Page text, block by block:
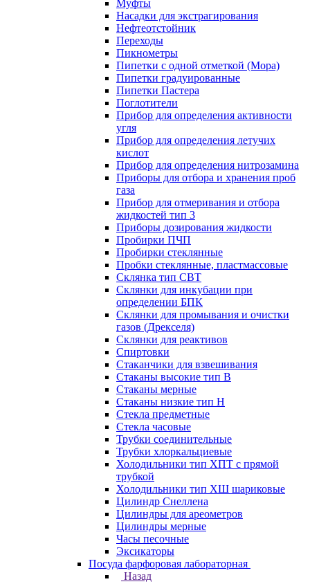
Муфты
Насадки для экстрагирования
Нефтеотстойник
Переходы
Пикнометры
Пипетки с одной отметкой (Мора)
Пипетки градуированные
Пипетки Пастера
Поглотители
Прибор для определения активности
угля
Прибор для определения летучих
кислот
Прибор для определения нитрозамина
Приборы для отбора и хранения проб
газа
Прибор для отмеривания и отбора
жидкостей тип 3
Приборы дозирования жидкости
Пробирки ПЧП
Пробирки стеклянные
Пробки стеклянные, пластмассовые
Склянка тип СВТ
Склянки для инкубации при
определении БПК
Склянки для промывания и очистки
газов (Дрекселя)
Склянки для реактивов
Спиртовки
Стаканчики для взвешивания
Стаканы высокие тип В
Стаканы мерные
Стаканы низкие тип Н
Стекла предметные
Стекла часовые
Трубки соединительные
Трубки хлоркальциевые
Холодильники тип ХПТ с прямой
трубкой
Холодильники тип ХШ шариковые
Цилиндр Снеллена
Цилиндры для ареометров
Цилиндры мерные
Часы песочные
Эксикаторы
Посуда фарфоровая лабораторная
Назад